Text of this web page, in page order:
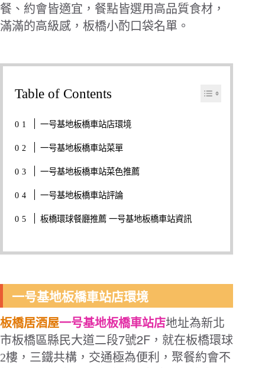
餐、約會皆適宜，餐點皆選用高品質食材，
滿滿的高級感，板橋小酌口袋名單。
Table of Contents
一号基地板橋車站店環境
一号基地板橋車站菜單
一号基地板橋車站菜色推薦
一号基地板橋車站評論
板橋環球餐廳推薦 一号基地板橋車站資訊
一号基地板橋車站店環境
板橋居酒屋一号基地板橋車站店地址為新北
市板橋區縣民大道二段7號2F ，就在板橋環球
2樓，三鐵共構，交通極為便利，聚餐約會不